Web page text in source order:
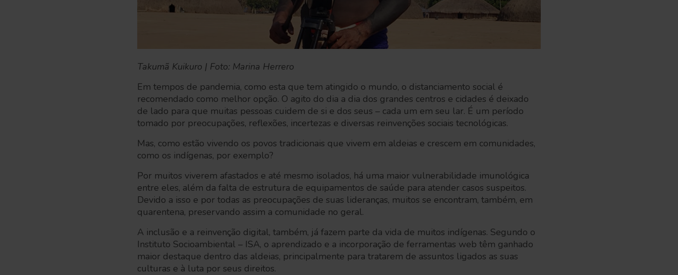
Takumã Kuikuro | Foto: Marina Herrero
Em tempos de pandemia, como esta que tem atingido o mundo, o distanciamento social é
recomendado como melhor opção. O agito do dia a dia dos grandes centros e cidades é deixado
de lado para que muitas pessoas cuidem de si e dos seus – cada um em seu lar. É um período
tomado por preocupações, reflexões, incertezas e diversas reinvenções sociais tecnológicas.
Mas, como estão vivendo os povos tradicionais que vivem em aldeias e crescem em comunidades,
como os indígenas, por exemplo?
Por muitos viverem afastados e até mesmo isolados, há uma maior vulnerabilidade imunológica
entre eles, além da falta de estrutura de equipamentos de saúde para atender casos suspeitos.
Devido a isso e por todas as preocupações de suas lideranças, muitos se encontram, também, em
quarentena, preservando assim a comunidade no geral.
A inclusão e a reinvenção digital, também, já fazem parte da vida de muitos indígenas. Segundo o
Instituto Socioambiental – ISA, o aprendizado e a incorporação de ferramentas web têm ganhado
maior destaque dentro das aldeias, principalmente para tratarem de assuntos ligados as suas
culturas e à luta por seus direitos.